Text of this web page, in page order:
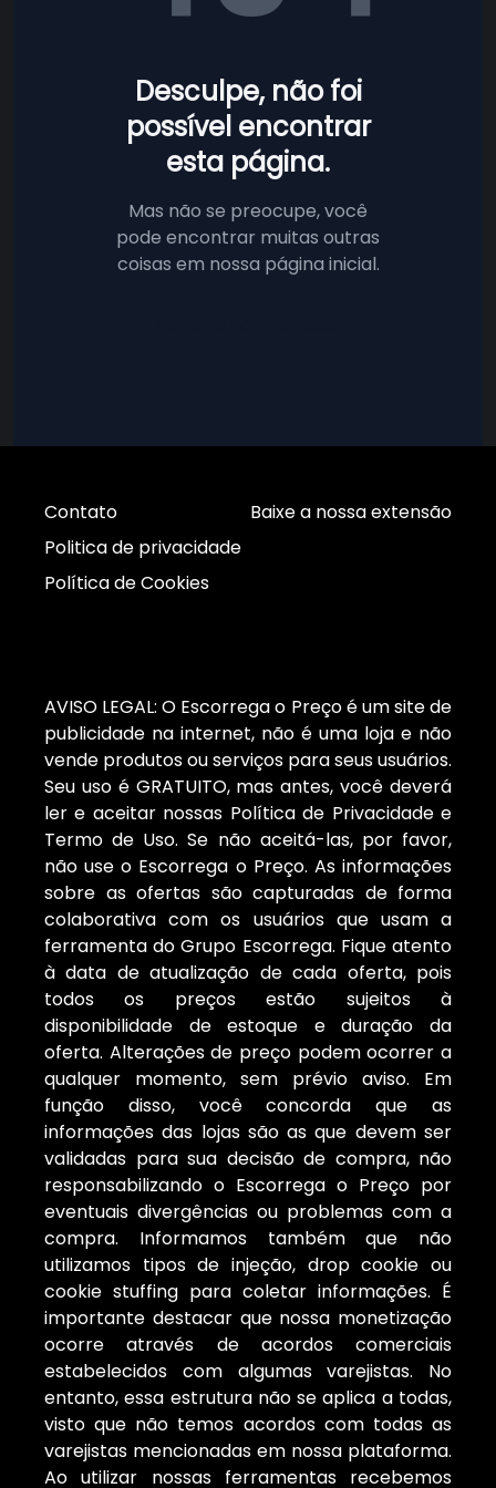
Desculpe, não foi
possível encontrar
esta página.
Mas não se preocupe, você
pode encontrar muitas outras
coisas em nossa página inicial.
Contato
Politica de privacidade
Política de Cookies
Baixe a nossa extensão
AVISO LEGAL: O Escorrega o Preço é um site de
publicidade na internet, não é uma loja e não
vende produtos ou serviços para seus usuários.
Seu uso é GRATUITO, mas antes, você deverá
ler e aceitar nossas Política de Privacidade e
Termo de Uso. Se não aceitá-las, por favor,
não use o Escorrega o Preço. As informações
sobre as ofertas são capturadas de forma
colaborativa com os usuários que usam a
ferramenta do Grupo Escorrega. Fique atento
à data de atualização de cada oferta, pois
todos os preços estão sujeitos à
disponibilidade de estoque e duração da
oferta. Alterações de preço podem ocorrer a
qualquer momento, sem prévio aviso. Em
função disso, você concorda que as
informações das lojas são as que devem ser
validadas para sua decisão de compra, não
responsabilizando o Escorrega o Preço por
eventuais divergências ou problemas com a
compra. Informamos também que não
utilizamos tipos de injeção, drop cookie ou
cookie stuffing para coletar informações. É
importante destacar que nossa monetização
ocorre através de acordos comerciais
estabelecidos com algumas varejistas. No
entanto, essa estrutura não se aplica a todas,
visto que não temos acordos com todas as
varejistas mencionadas em nossa plataforma.
Ao utilizar nossas ferramentas recebemos